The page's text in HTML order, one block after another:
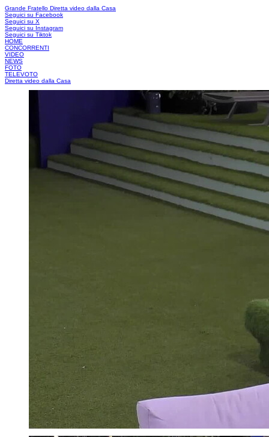
Grande Fratello Diretta video dalla Casa
Seguici su Facebook
Seguici su X
Seguici su Instagram
Seguici su Tiktok
HOME
CONCORRENTI
VIDEO
NEWS
FOTO
TELEVOTO
Diretta video dalla Casa